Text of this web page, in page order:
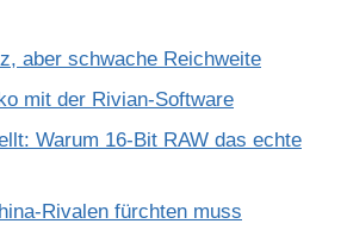
aber schwache Reichweite
mit der Rivian-Software
Warum 16-Bit RAW das echte
Rivalen fürchten muss